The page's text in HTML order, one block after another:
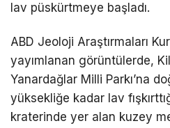
lav püskürtmeye başladı.
ABD Jeoloji Araştırmaları
yayımlanan görüntülerde,
Yanardağlar Milli Parkı’na
yüksekliğe kadar lav
kraterinde yer alan kuzey